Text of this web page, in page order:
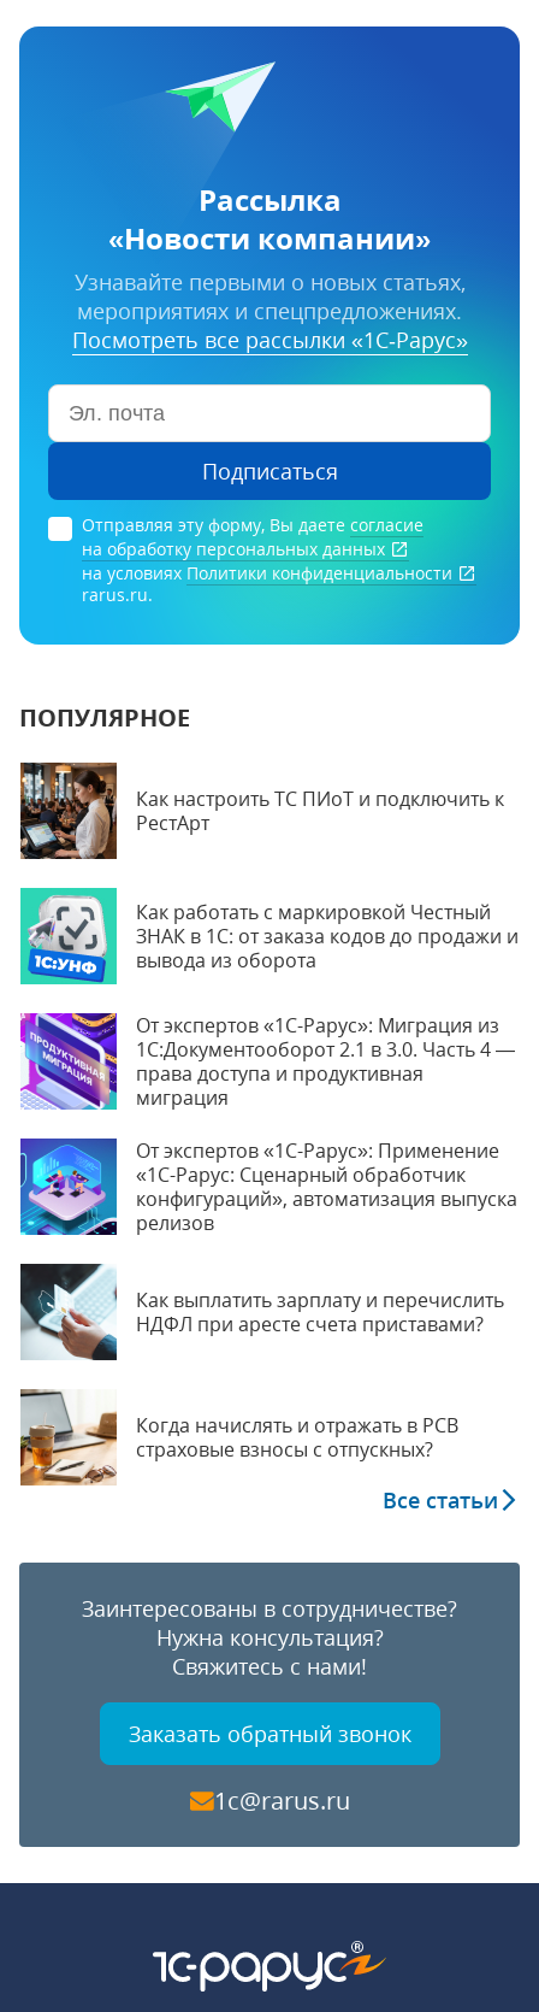
Рассылка
«Новости компании»
Узнавайте первыми о новых статьях,
мероприятиях и спецпредложениях.
Посмотреть все рассылки «1С‑Рарус»
Подписаться
Отправляя эту форму, Вы даете согласие
на обработку персональных данных
на условиях Политики конфиденциальности
rarus.ru.
ПОПУЛЯРНОЕ
Как настроить ТС ПИоТ и подключить к
РестАрт
Как работать с маркировкой Честный
ЗНАК в 1С: от заказа кодов до продажи и
вывода из оборота
От экспертов «1С-Рарус»: Миграция из
1С:Документооборот 2.1 в 3.0. Часть 4 —
права доступа и продуктивная
миграция
От экспертов «1С-Рарус»: Применение
«1С-Рарус: Сценарный обработчик
конфигураций», автоматизация выпуска
релизов
Как выплатить зарплату и перечислить
НДФЛ при аресте счета приставами?
Когда начислять и отражать в РСВ
страховые взносы с отпускных?
Все статьи
Заинтересованы в сотрудничестве?
Нужна консультация?
Свяжитесь с нами!
Заказать обратный звонок
1c@rarus.ru